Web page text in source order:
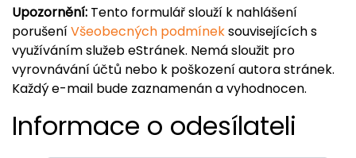
Upozornění: Tento formulář slouží k nahlášení
porušeníVšeobecných podmíneksouvisejících s
využíváním služeb eStránek. Nemá sloužit pro
vyrovnávání účtů nebo k poškození autora stránek.
Každý e-mail bude zaznamenán a vyhodnocen.
Informace o odesílateli